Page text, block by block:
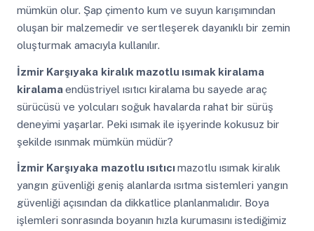
mümkün olur. Şap çimento kum ve suyun karışımından
oluşan bir malzemedir ve sertleşerek dayanıklı bir zemin
oluşturmak amacıyla kullanılır.
İzmir Karşıyaka kiralık mazotlu ısımak kiralama
kiralamaendüstriyel ısıtıcı kiralama bu sayede araç
sürücüsü ve yolcuları soğuk havalarda rahat bir sürüş
deneyimi yaşarlar. Peki ısımak ile işyerinde kokusuz bir
şekilde ısınmak mümkün müdür?
İzmir Karşıyaka mazotlu ısıtıcımazotlu ısımak kiralık
yangın güvenliği geniş alanlarda ısıtma sistemleri yangın
güvenliği açısından da dikkatlice planlanmalıdır. Boya
işlemleri sonrasında boyanın hızla kurumasını istediğimiz